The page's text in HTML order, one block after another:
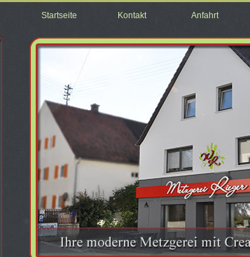
Startseite Kontakt Anfahrt